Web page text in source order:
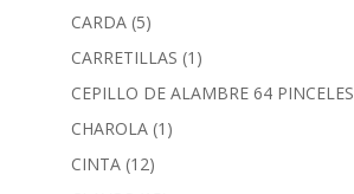
CARDA (5)
CARRETILLAS (1)
CEPILLO DE ALAMBRE 64 PINCELES
CHAROLA (1)
CINTA (12)